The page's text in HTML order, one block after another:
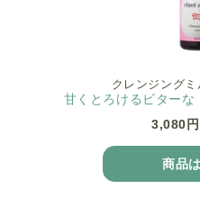
クレンジング
甘くとろけるビターな
3,080円
商品